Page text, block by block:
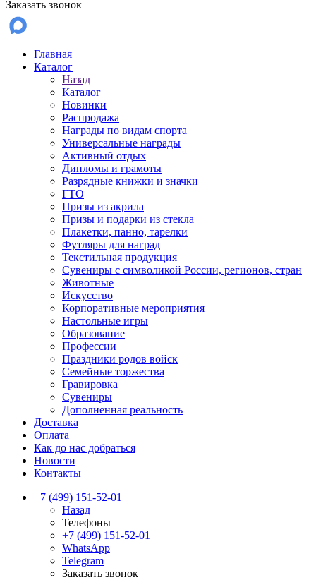
Заказать звонок
Главная
Каталог
Назад
Каталог
Новинки
Распродажа
Награды по видам спорта
Универсальные награды
Активный отдых
Дипломы и грамоты
Разрядные книжки и значки
ГТО
Призы из акрила
Призы и подарки из стекла
Плакетки, панно, тарелки
Футляры для наград
Текстильная продукция
Сувениры с символикой России, регионов, стран
Животные
Искусство
Корпоративные мероприятия
Настольные игры
Образование
Профессии
Праздники родов войск
Семейные торжества
Гравировка
Сувениры
Дополненная реальность
Доставка
Оплата
Как до нас добраться
Новости
Контакты
+7 (499) 151-52-01
Назад
Телефоны
+7 (499) 151-52-01
WhatsApp
Telegram
Заказать звонок